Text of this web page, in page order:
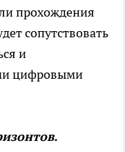
прохождения
сопутствовать
и
цифровыми